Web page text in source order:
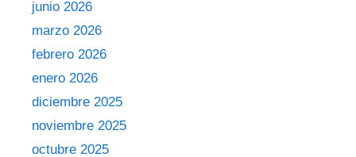
junio 2026
marzo 2026
febrero 2026
enero 2026
diciembre 2025
noviembre 2025
octubre 2025